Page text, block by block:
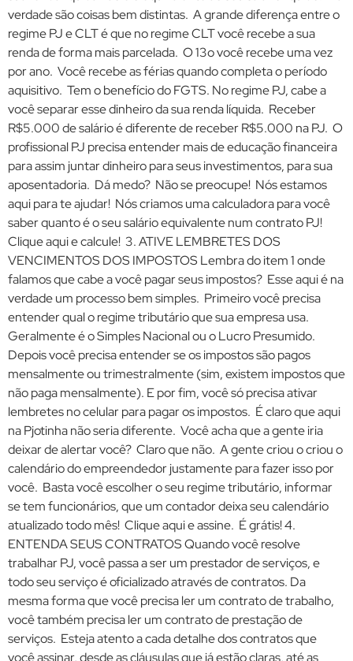
verdade são coisas bem distintas. A grande diferença entre o
regime PJ e CLT é que no regime CLT você recebe a sua
renda de forma mais parcelada. O 13o você recebe uma vez
por ano. Você recebe as férias quando completa o período
aquisitivo. Tem o benefício do FGTS. No regime PJ, cabe a
você separar esse dinheiro da sua renda líquida. Receber
R$5.000 de salário é diferente de receber R$5.000 na PJ. O
profissional PJ precisa entender mais de educação financeira
para assim juntar dinheiro para seus investimentos, para sua
aposentadoria. Dá medo? Não se preocupe! Nós estamos
aqui para te ajudar! Nós criamos uma calculadora para você
saber quanto é o seu salário equivalente num contrato PJ!
Clique aqui e calcule! 3. ATIVE LEMBRETES DOS
VENCIMENTOS DOS IMPOSTOS Lembra do item 1 onde
falamos que cabe a você pagar seus impostos? Esse aqui é na
verdade um processo bem simples. Primeiro você precisa
entender qual o regime tributário que sua empresa usa.
Geralmente é o Simples Nacional ou o Lucro Presumido.
Depois você precisa entender se os impostos são pagos
mensalmente ou trimestralmente (sim, existem impostos que
não paga mensalmente). E por fim, você só precisa ativar
lembretes no celular para pagar os impostos. É claro que aqui
na Pjotinha não seria diferente. Você acha que a gente iria
deixar de alertar você? Claro que não. A gente criou o criou o
calendário do empreendedor justamente para fazer isso por
você. Basta você escolher o seu regime tributário, informar
se tem funcionários, que um contador deixa seu calendário
atualizado todo mês! Clique aqui e assine. É grátis! 4.
ENTENDA SEUS CONTRATOS Quando você resolve
trabalhar PJ, você passa a ser um prestador de serviços, e
todo seu serviço é oficializado através de contratos. Da
mesma forma que você precisa ler um contrato de trabalho,
você também precisa ler um contrato de prestação de
serviços. Esteja atento a cada detalhe dos contratos que
você assinar, desde as cláusulas que já estão claras, até as